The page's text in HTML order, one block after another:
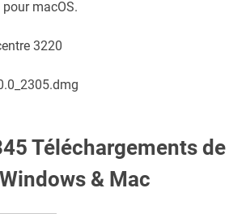
macOS.
3220
Téléchargements de
& Mac